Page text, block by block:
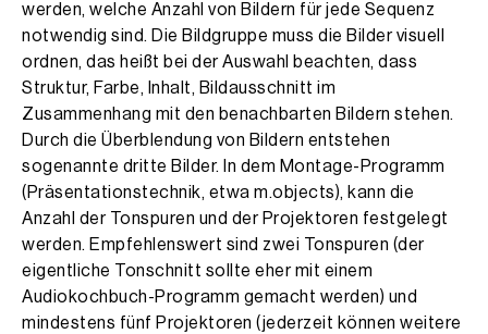
werden, welche Anzahl von Bildern für jede Sequenz
notwendig sind. Die Bildgruppe muss die Bilder visuell
ordnen, das heißt bei der Auswahl beachten, dass
Struktur, Farbe, Inhalt, Bildausschnitt im
Zusammenhang mit den benachbarten Bildern stehen.
Durch die Überblendung von Bildern entstehen
sogenannte dritte Bilder. In dem Montage-Programm
(Präsentationstechnik, etwa m.objects), kann die
Anzahl der Tonspuren und der Projektoren festgelegt
werden. Empfehlenswert sind zwei Tonspuren (der
eigentliche Tonschnitt sollte eher mit einem
Audiokochbuch-Programm gemacht werden) und
mindestens fünf Projektoren (jederzeit können weitere